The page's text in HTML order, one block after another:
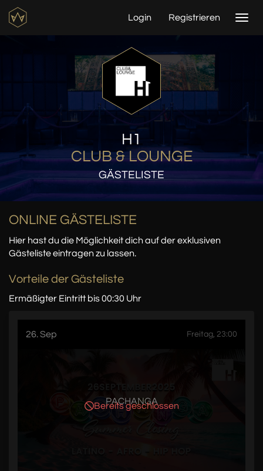
Login Registrieren
H1
CLUB & LOUNGE
GÄSTELISTE
ONLINE GÄSTELISTE
Hier hast du die Möglichkeit dich auf der exklusiven
Gästeliste eintragen zu lassen.
Vorteile der Gästeliste
Ermäßigter Eintritt bis 00:30 Uhr
26. Sep Freitag, 23:00
PACHANGA
Bereits geschlossen